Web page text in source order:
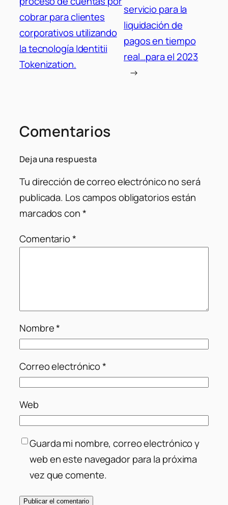
cobrar para clientes
corporativos utilizando
la tecnología Identitii
Tokenization.
servicio para la
liquidación de
pagos en tiempo
real…para el 2023
→
Comentarios
Deja una respuesta
Tu dirección de correo electrónico no será
publicada. Los campos obligatorios están
marcados con*
Comentario*
Nombre*
Correo electrónico*
Web
Guarda mi nombre, correo electrónico y
web en este navegador para la próxima
vez que comente.